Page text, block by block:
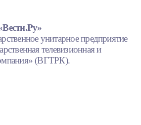
унитарное предприятие
телевизионная и
(ВГТРК).